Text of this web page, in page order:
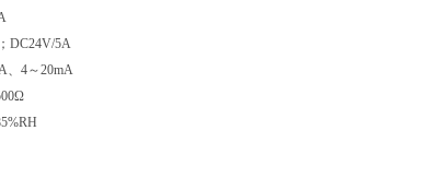
DC24V/5A
、4～20mA